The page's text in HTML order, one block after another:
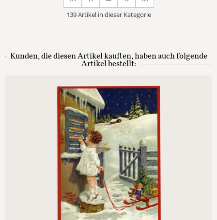
139 Artikel in dieser Kategorie
Kunden, die diesen Artikel kauften, haben auch folgende
Artikel bestellt: